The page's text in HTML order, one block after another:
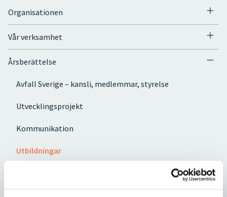
Organisationen
Vår verksamhet
Årsberättelse
Avfall Sverige – kansli, medlemmar, styrelse
Utvecklingsprojekt
Kommunikation
Utbildningar